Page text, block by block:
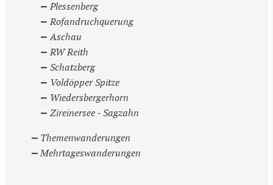
Plessenberg
Rofandruchquerung
Aschau
RW Reith
Schatzberg
Voldöpper Spitze
Wiedersbergerhorn
Zireinersee - Sagzahn
Themenwanderungen
Mehrtageswanderungen